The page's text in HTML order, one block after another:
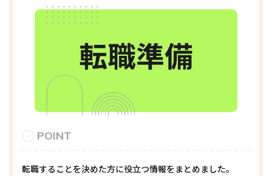
POINT
転職することを決めた方に役立つ情報をまとめました。